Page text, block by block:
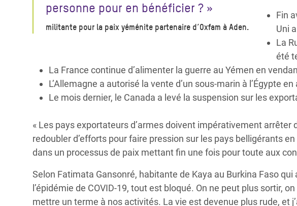
personne pour en bénéficier ? »
militante pour la paix yéménite partenaire d’Oxfam à Aden.
Fin
Uni
La
été
La France continue d’alimenter la guerre au Yémen en
L’Allemagne a autorisé la vente d’un sous-marin à l’Égypte en
Le mois dernier, le Canada a levé la suspension sur les
« Les pays exportateurs d’armes doivent impérativement arrêter
redoubler d’efforts pour faire pression sur les pays belligérants
dans un processus de paix mettant fin une fois pour toute aux
Selon Fatimata Gansonré, habitante de Kaya au Burkina Faso qui
l’épidémie de COVID-19, tout est bloqué. On ne peut plus sortir,
mettre un terme à nos activités. La vie est devenue plus rude, et